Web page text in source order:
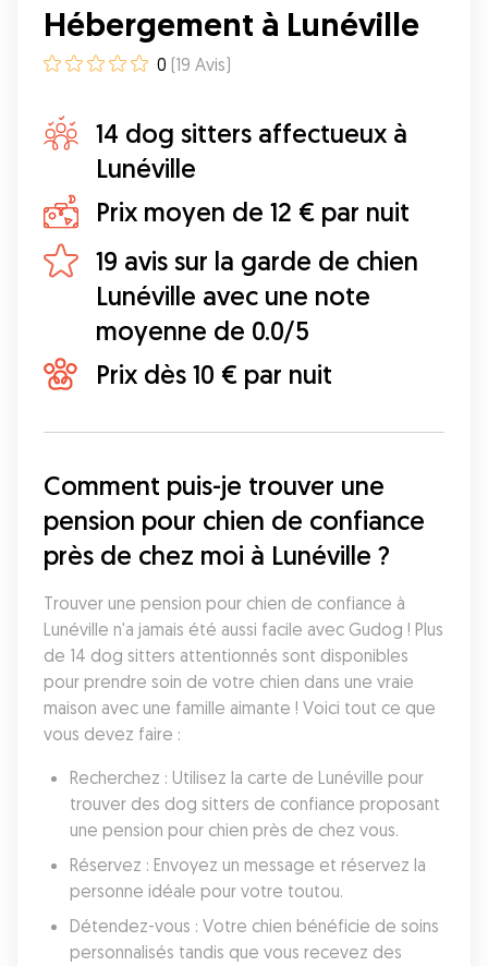
Hébergement à Lunéville
0 (19 Avis)
14 dog sitters affectueux à
Lunéville
Prix moyen de 12 € par nuit
19 avis sur la garde de chien
Lunéville avec une note
moyenne de 0.0/5
Prix dès 10 € par nuit
Comment puis-je trouver une
pension pour chien de confiance
près de chez moi à Lunéville ?
Trouver une pension pour chien de confiance à
Lunéville n'a jamais été aussi facile avec Gudog ! Plus
de 14 dog sitters attentionnés sont disponibles
pour prendre soin de votre chien dans une vraie
maison avec une famille aimante ! Voici tout ce que
vous devez faire :
Recherchez : Utilisez la carte de Lunéville pour
trouver des dog sitters de confiance proposant
une pension pour chien près de chez vous.
Réservez : Envoyez un message et réservez la
personne idéale pour votre toutou.
Détendez-vous : Votre chien bénéficie de soins
personnalisés tandis que vous recevez des